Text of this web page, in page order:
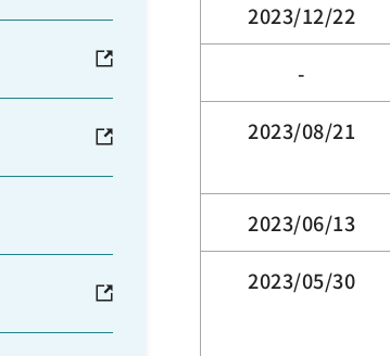
2023/12/22
-
2023/08/21
2023/06/13
2023/05/30